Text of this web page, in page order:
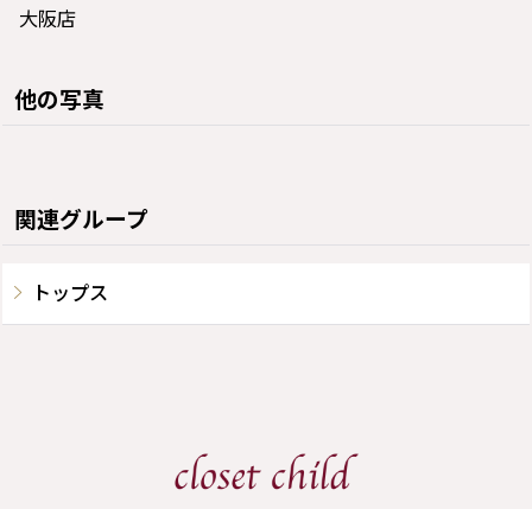
大阪店
他の写真
関連グループ
トップス